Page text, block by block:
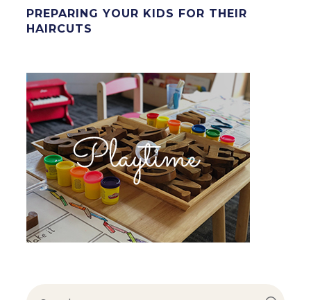
PREPARING YOUR KIDS FOR THEIR
HAIRCUTS